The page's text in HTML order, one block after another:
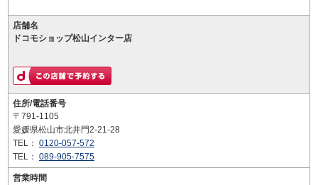
店舗名
ドコモショップ松山インター店
住所/電話番号
〒791-1105
愛媛県松山市北井門2-21-28
TEL： 0120-057-572
TEL： 089-905-7575
営業時間